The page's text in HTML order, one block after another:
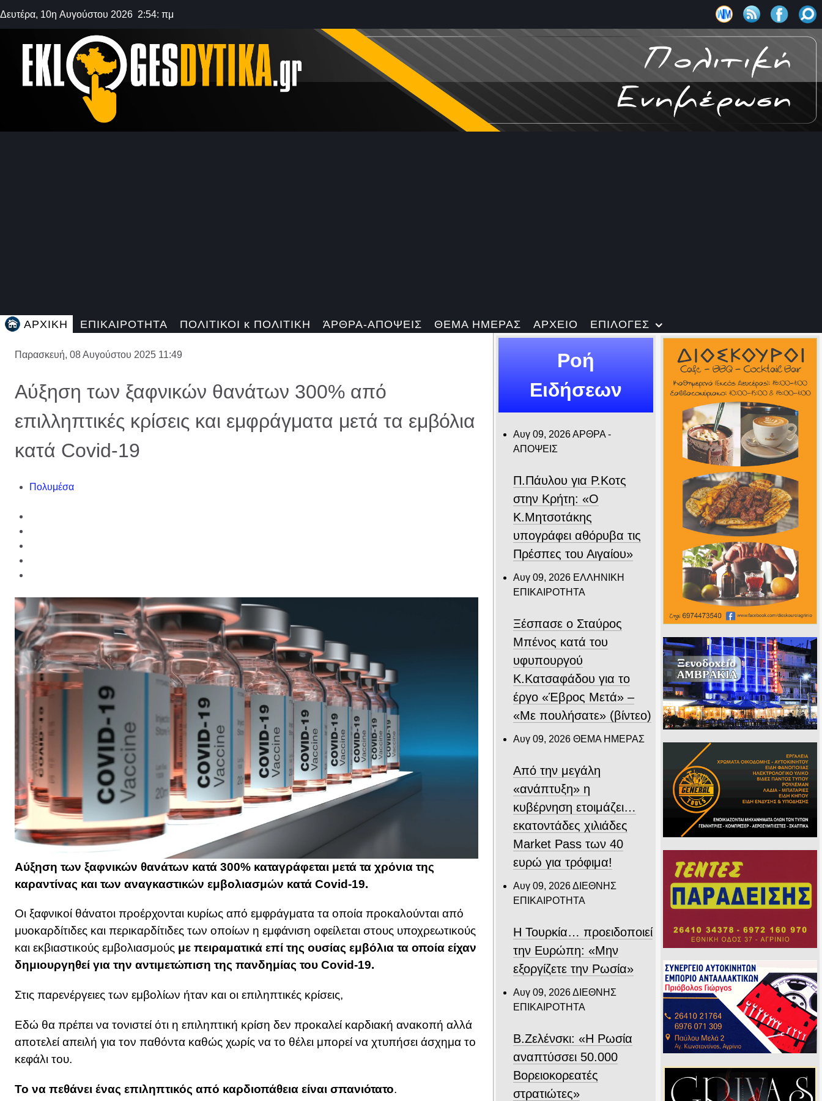
Δευτέρα, 10η Αυγούστου 2026 2:54: πμ
ΑΡΧΙΚΗ ΕΠΙΚΑΙΡΟΤΗΤΑ ΠΟΛΙΤΙΚΟΙ κ ΠΟΛΙΤΙΚΗ ΆΡΘΡΑ-ΑΠΟΨΕΙΣ ΘΕΜΑ ΗΜΕΡΑΣ ΑΡΧΕΙΟ ΕΠΙΛΟΓΕΣ
Παρασκευή, 08 Αυγούστου 2025 11:49
Αύξηση των ξαφνικών θανάτων 300% από
επιλληπτικές κρίσεις και εμφράγματα μετά τα εμβόλια
κατά Covid-19
Πολυμέσα
Αύξηση των ξαφνικών θανάτων κατά 300% καταγράφεται μετά τα χρόνια της
καραντίνας και των αναγκαστικών εμβολιασμών κατά Covid-19.
Οι ξαφνικοί θάνατοι προέρχονται κυρίως από εμφράγματα τα οποία προκαλούνται από
μυοκαρδίτιδες και περικαρδίτιδες των οποίων η εμφάνιση οφείλεται στους υποχρεωτικούς
και εκβιαστικούς εμβολιασμούς με πειραματικά επί της ουσίας εμβόλια τα οποία είχαν
δημιουργηθεί για την αντιμετώπιση της πανδημίας του Covid-19.
Στις παρενέργειες των εμβολίων ήταν και οι επιληπτικές κρίσεις,
Εδώ θα πρέπει να τονιστεί ότι η επιληπτική κρίση δεν προκαλεί καρδιακή ανακοπή αλλά
αποτελεί απειλή για τον παθόντα καθώς χωρίς να το θέλει μπορεί να χτυπήσει άσχημα το
κεφάλι του.
Το να πεθάνει ένας επιληπτικός από καρδιοπάθεια είναι σπανιότατο.
Ροή
Ειδήσεων
Αυγ 09, 2026ΑΡΘΡΑ -
ΑΠΟΨΕΙΣ
Π.Πάυλου για Ρ.Κοτς
στην Κρήτη: «Ο
Κ.Μητσοτάκης
υπογράφει αθόρυβα τις
Πρέσπες του Αιγαίου»
Αυγ 09, 2026 ΕΛΛΗΝΙΚΗ
ΕΠΙΚΑΙΡΟΤΗΤΑ
Ξέσπασε ο Σταύρος
Μπένος κατά του
υφυπουργού
Κ.Κατσαφάδου για το
έργο «Έβρος Μετά» –
«Με πουλήσατε» (βίντεο)
Αυγ 09, 2026 ΘΕΜΑ ΗΜΕΡΑΣ
Από την μεγάλη
«ανάπτυξη» η
κυβέρνηση ετοιμάζει…
εκατοντάδες χιλιάδες
Market Pass των 40
ευρώ για τρόφιμα!
Αυγ 09, 2026ΔΙΕΘΝΗΣ
ΕΠΙΚΑΙΡΟΤΗΤΑ
Η Τουρκία… προειδοποιεί
την Ευρώπη: «Μην
εξοργίζετε την Ρωσία»
Αυγ 09, 2026ΔΙΕΘΝΗΣ
ΕΠΙΚΑΙΡΟΤΗΤΑ
Β.Ζελένσκι: «Η Ρωσία
αναπτύσσει 50.000
Βορειοκορεατές
στρατιώτες»